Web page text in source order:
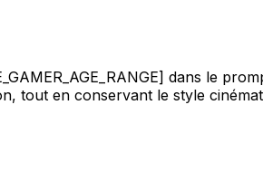
dans le
tout en conservant le style